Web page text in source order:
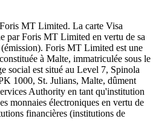
MT Limited. La carte Visa
par Foris MT Limited en vertu de sa
Foris MT Limited est une
à Malte, immatriculée sous le
social est situé au Level 7, Spinola
1000, St. Julians, Malte, dûment
Authority en tant qu'institution
monnaies électroniques en vertu de
financières (institutions de